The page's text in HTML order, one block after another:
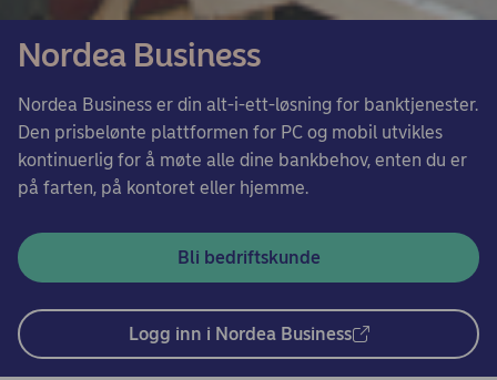
Nordea Business
Nordea Business er din alt-i-ett-løsning for banktjenester.
Den prisbelønte plattformen for PC og mobil utvikles
kontinuerlig for å møte alle dine bankbehov, enten du er
på farten, på kontoret eller hjemme.
Bli bedriftskunde
Logg inn i Nordea Business